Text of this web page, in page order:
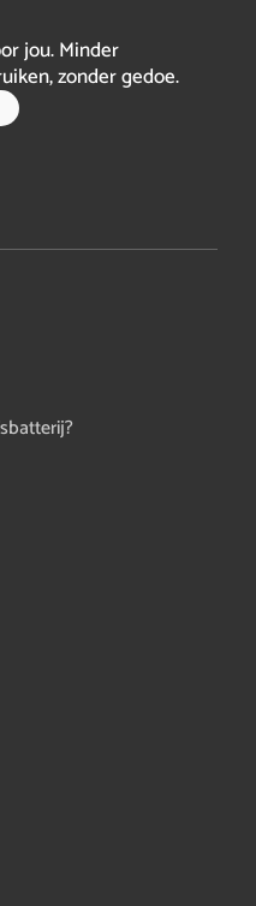
jou. Minder
zonder gedoe.